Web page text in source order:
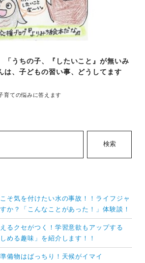
「うちの子、『したいこと』が無いみ
、子どもの習い事、どうしてます
育ての悩みに答えます
検索
そ気を付けたい水の事故！！ライフジャ
か？「こんなことがあった！」体験談！
るクセがつく！学習意欲もアップする
める趣味」を紹介します！！
備物はばっちり！天候がイマイ